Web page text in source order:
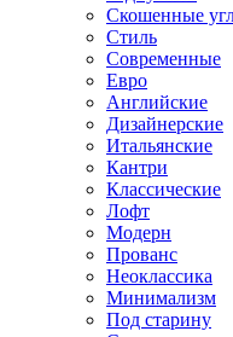
Скошенные
Стиль
Современные
Евро
Английские
Дизайнерские
Итальянские
Кантри
Классические
Лофт
Модерн
Прованс
Неоклассика
Минимализм
Под старину